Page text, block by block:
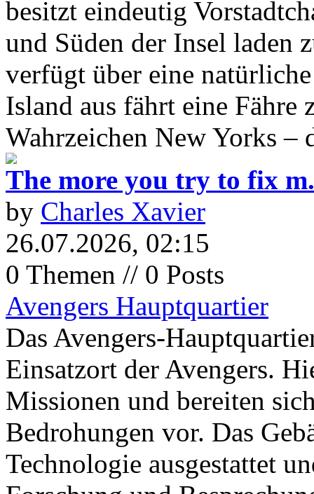
besitzt eindeutig
und Süden der Insel laden
verfügt über eine
Island aus fährt eine Fähre
Wahrzeichen New Yorks –
The more you try to fix
by Charles Xavier
26.07.2026, 02:15
0 Themen // 0 Posts
Avengers Hauptquartier
Das Avengers-
Einsatzort der Avengers.
Missionen und bereiten
Bedrohungen vor. Das
Technologie ausgestattet